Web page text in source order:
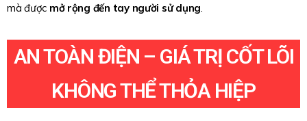
mà được mở rộng đến tay người sử dụng
AN TOÀN ĐIỆN – GIÁ TRỊ CỐT LÕI
KHÔNG THỂ THỎA HIỆP